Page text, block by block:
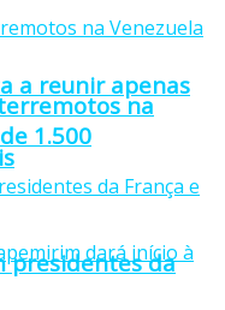
a reunir apenas
na
1.500
presidentes da